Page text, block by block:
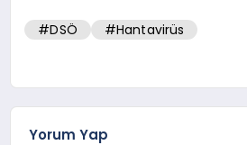
#DSÖ #Hantavirüs
Yorum Yap